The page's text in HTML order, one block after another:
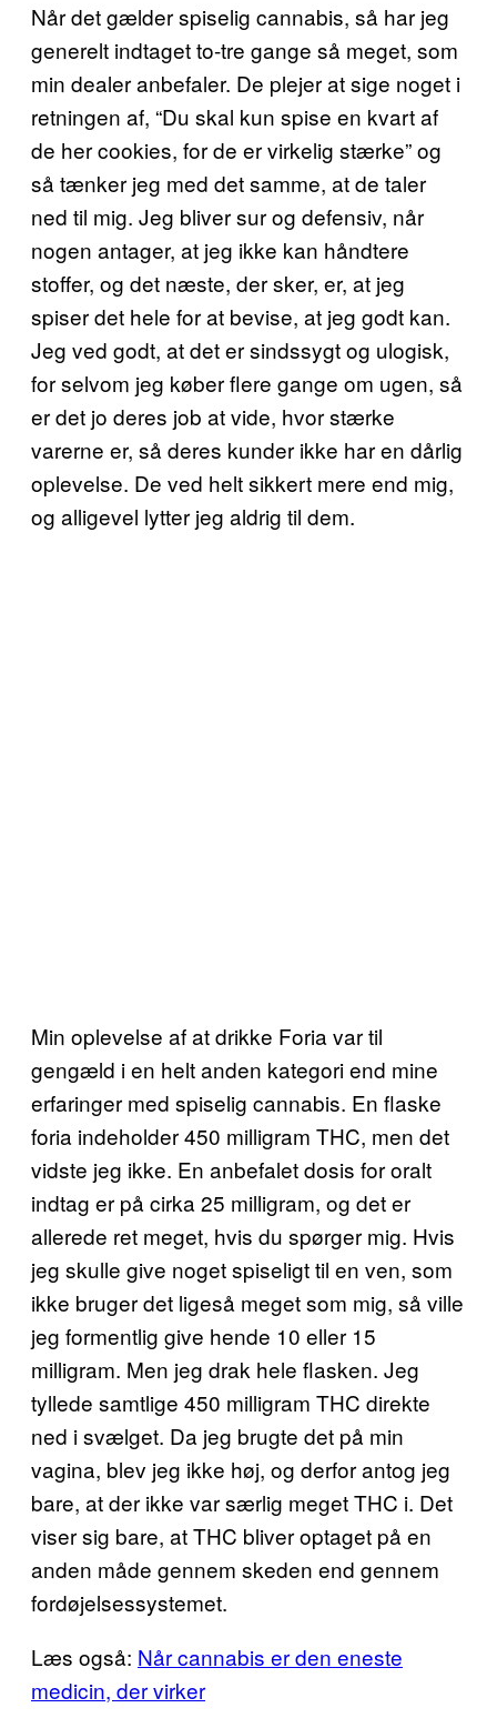
Når det gælder spiselig cannabis, så har jeg
generelt indtaget to-tre gange så meget, som
min dealer anbefaler. De plejer at sige noget i
retningen af, “Du skal kun spise en kvart af
de her cookies, for de er virkelig stærke” og
så tænker jeg med det samme, at de taler
ned til mig. Jeg bliver sur og defensiv, når
nogen antager, at jeg ikke kan håndtere
stoffer, og det næste, der sker, er, at jeg
spiser det hele for at bevise, at jeg godt kan.
Jeg ved godt, at det er sindssygt og ulogisk,
for selvom jeg køber flere gange om ugen, så
er det jo deres job at vide, hvor stærke
varerne er, så deres kunder ikke har en dårlig
oplevelse. De ved helt sikkert mere end mig,
og alligevel lytter jeg aldrig til dem.
Min oplevelse af at drikke Foria var til
gengæld i en helt anden kategori end mine
erfaringer med spiselig cannabis. En flaske
foria indeholder 450 milligram THC, men det
vidste jeg ikke. En anbefalet dosis for oralt
indtag er på cirka 25 milligram, og det er
allerede ret meget, hvis du spørger mig. Hvis
jeg skulle give noget spiseligt til en ven, som
ikke bruger det ligeså meget som mig, så ville
jeg formentlig give hende 10 eller 15
milligram. Men jeg drak hele flasken. Jeg
tyllede samtlige 450 milligram THC direkte
ned i svælget. Da jeg brugte det på min
vagina, blev jeg ikke høj, og derfor antog jeg
bare, at der ikke var særlig meget THC i. Det
viser sig bare, at THC bliver optaget på en
anden måde gennem skeden end gennem
fordøjelsessystemet.
Læs også: Når cannabis er den eneste
medicin, der virker